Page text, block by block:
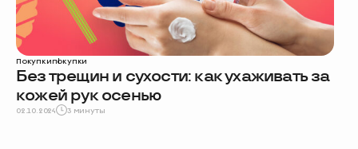
Покупкипокупки
Без трещин и сухости: как ухаживать за
кожей рук осенью
02.10.2024 3 минуты